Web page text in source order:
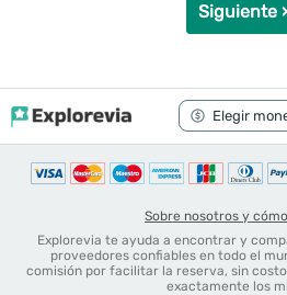
Siguiente
Sobre nosotros y
Explorevia te ayuda a encontrar y
proveedores confiables en todo el
comisión por facilitar la reserva, sin
exactamente los